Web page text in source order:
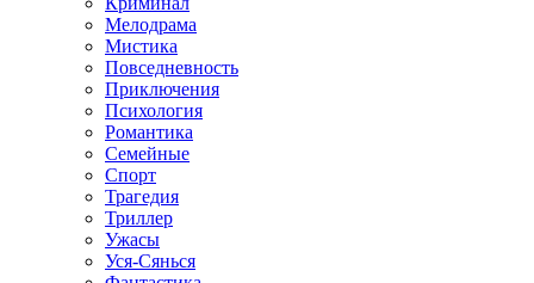
Мелодрама
Мистика
Повседневность
Приключения
Психология
Романтика
Семейные
Спорт
Трагедия
Триллер
Ужасы
Уся-Сянься